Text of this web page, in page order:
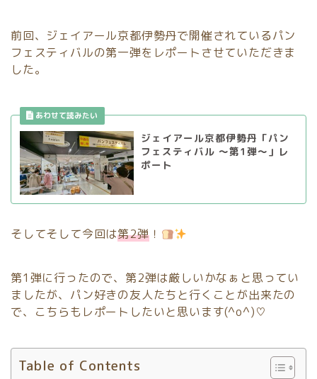
前回、ジェイアール京都伊勢丹で開催されているパン
フェスティバルの第一弾をレポートさせていただきま
した。
ジェイアール京都伊勢丹「パン
フェスティバル ～第1弾～」レ
ポート
そしてそして今回は第2弾！
第1弾に行ったので、第2弾は厳しいかなぁと思ってい
ましたが、パン好きの友人たちと行くことが出来たの
で、こちらもレポートしたいと思います(^o^)♡
Table of Contents